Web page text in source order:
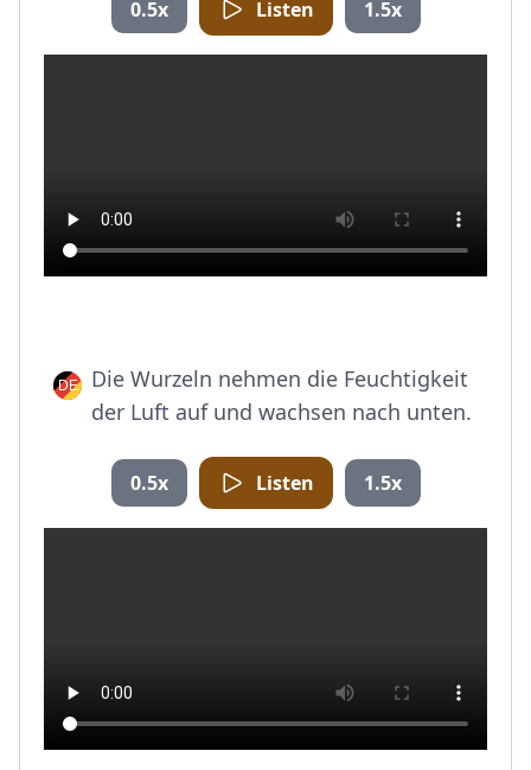
0.5x Listen 1.5x
Die Wurzeln nehmen die Feuchtigkeit
der Luft auf und wachsen nach unten.
0.5x Listen 1.5x